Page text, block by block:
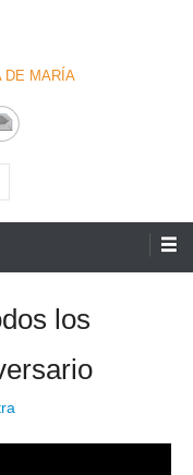
DE MARÍA
los